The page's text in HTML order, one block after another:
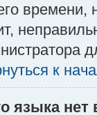
времени,
к
языка нет